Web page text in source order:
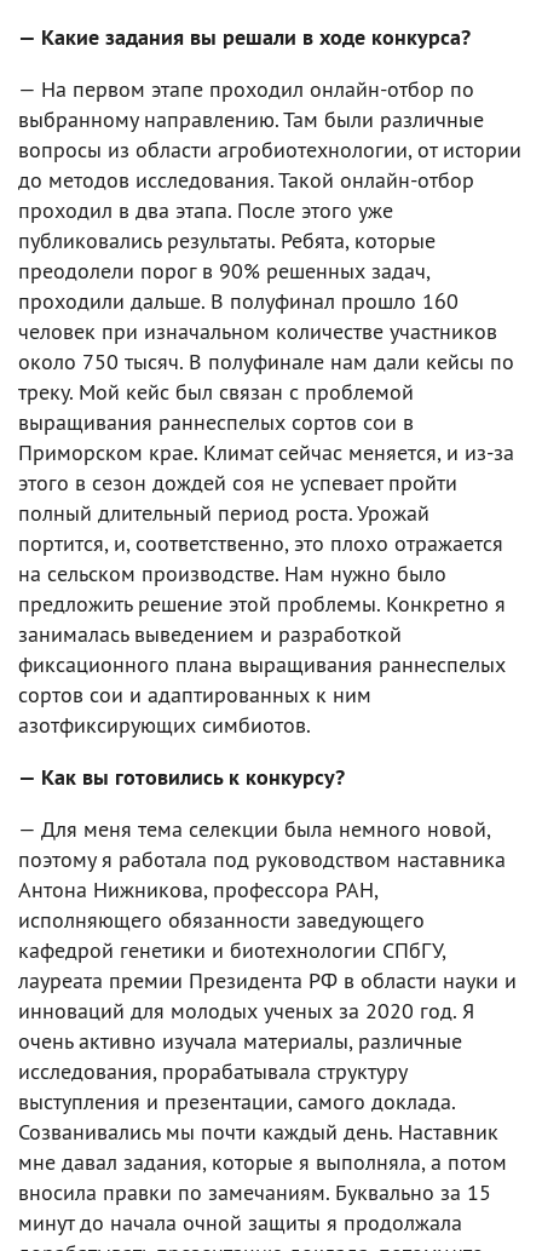
— Какие задания вы решали в ходе конкурса?
— На первом этапе проходил онлайн-отбор по
выбранному направлению. Там были различные
вопросы из области агробиотехнологии, от истории
до методов исследования. Такой онлайн-отбор
проходил в два этапа. После этого уже
публиковались результаты. Ребята, которые
преодолели порог в 90% решенных задач,
проходили дальше. В полуфинал прошло 160
человек при изначальном количестве участников
около 750 тысяч. В полуфинале нам дали кейсы по
треку. Мой кейс был связан с проблемой
выращивания раннеспелых сортов сои в
Приморском крае. Климат сейчас меняется, и из-за
этого в сезон дождей соя не успевает пройти
полный длительный период роста. Урожай
портится, и, соответственно, это плохо отражается
на сельском производстве. Нам нужно было
предложить решение этой проблемы. Конкретно я
занималась выведением и разработкой
фиксационного плана выращивания раннеспелых
сортов сои и адаптированных к ним
азотфиксирующих симбиотов.
— Как вы готовились к конкурсу?
— Для меня тема селекции была немного новой,
поэтому я работала под руководством наставника
Антона Нижникова, профессора РАН,
исполняющего обязанности заведующего
кафедрой генетики и биотехнологии СПбГУ,
лауреата премии Президента РФ в области науки и
инноваций для молодых ученых за 2020 год. Я
очень активно изучала материалы, различные
исследования, прорабатывала структуру
выступления и презентации, самого доклада.
Созванивались мы почти каждый день. Наставник
мне давал задания, которые я выполняла, а потом
вносила правки по замечаниям. Буквально за 15
минут до начала очной защиты я продолжала